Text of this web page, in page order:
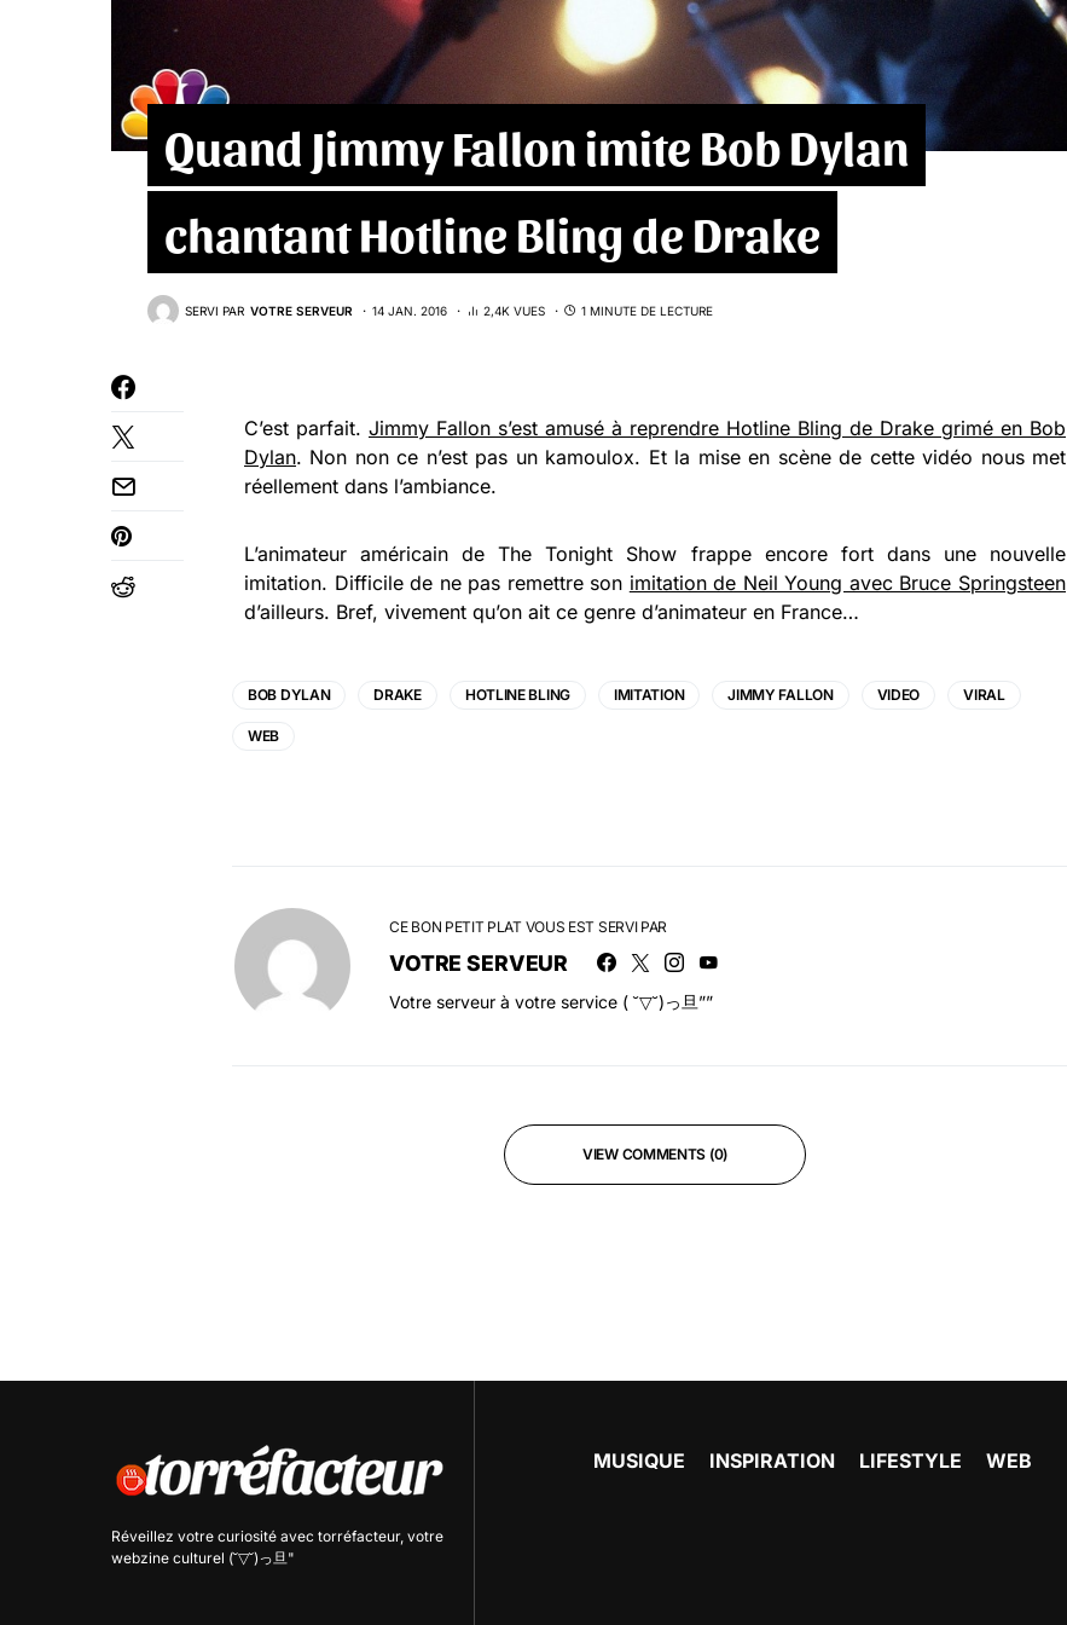
Quand Jimmy Fallon imite Bob Dylan
chantant Hotline Bling de Drake
SERVI PAR VOTRE SERVEUR 14 JAN. 2016 2,4K VUES 1 MINUTE DE LECTURE
C’est parfait. Jimmy Fallon s’est amusé à reprendre Hotline Bling de Drake grimé en Bob
Dylan. Non non ce n’est pas un kamoulox. Et la mise en scène de cette vidéo nous met
réellement dans l’ambiance.
L’animateur américain de The Tonight Show frappe encore fort dans une nouvelle
imitation. Difficile de ne pas remettre son imitation de Neil Young avec Bruce Springsteen
d’ailleurs. Bref, vivement qu’on ait ce genre d’animateur en France…
BOB DYLAN DRAKE HOTLINE BLING IMITATION JIMMY FALLON VIDEO VIRAL
WEB
CE BON PETIT PLAT VOUS EST SERVI PAR
VOTRE SERVEUR
Votre serveur à votre service ( ˘▽˘)っ旦””
VIEW COMMENTS (0)
Réveillez votre curiosité avec torréfacteur, votre
webzine culturel (˘▽˘)っ旦"
MUSIQUE INSPIRATION LIFESTYLE WEB